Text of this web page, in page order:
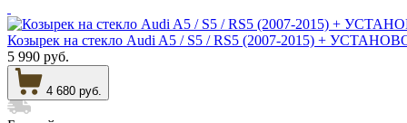
Козырек на стекло Audi A5 / S5 / RS5 (2007-2015) +
5 990 руб.
4 680 руб.